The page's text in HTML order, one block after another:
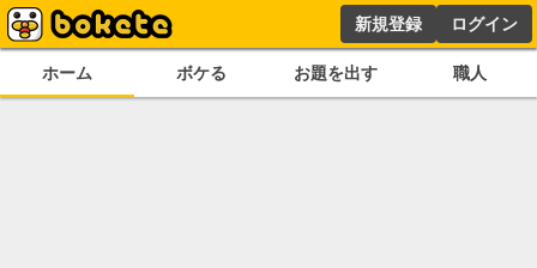
新規登録 ログイン
ホーム ボケる お題を出す 職人